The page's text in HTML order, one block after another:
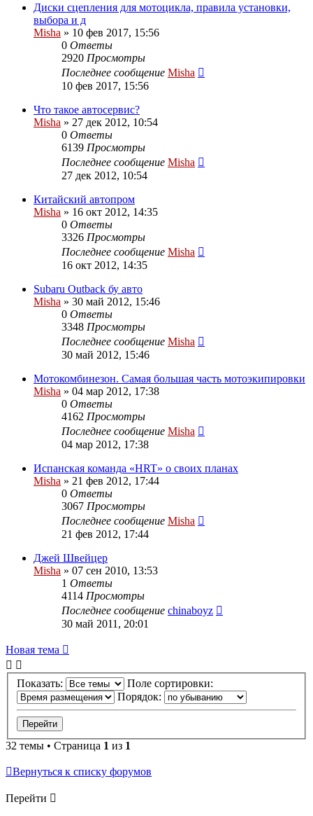
Диски сцепления для мотоцикла, правила установки,
выбора и д
Misha » 10 фев 2017, 15:56
0 Ответы
2920 Просмотры
Последнее сообщение Misha
10 фев 2017, 15:56
Что такое автосервис?
Misha » 27 дек 2012, 10:54
0 Ответы
6139 Просмотры
Последнее сообщение Misha
27 дек 2012, 10:54
Китайский автопром
Misha » 16 окт 2012, 14:35
0 Ответы
3326 Просмотры
Последнее сообщение Misha
16 окт 2012, 14:35
Subaru Outback бу авто
Misha » 30 май 2012, 15:46
0 Ответы
3348 Просмотры
Последнее сообщение Misha
30 май 2012, 15:46
Мотокомбинезон. Самая большая часть мотоэкипировки
Misha » 04 мар 2012, 17:38
0 Ответы
4162 Просмотры
Последнее сообщение Misha
04 мар 2012, 17:38
Испанская команда «HRT» о своих планах
Misha » 21 фев 2012, 17:44
0 Ответы
3067 Просмотры
Последнее сообщение Misha
21 фев 2012, 17:44
Джей Швейцер
Misha » 07 сен 2010, 13:53
1 Ответы
4114 Просмотры
Последнее сообщение chinaboyz
30 май 2011, 20:01
Новая тема
Показать:
Поле сортировки:
Порядок:
32 темы • Страница 1 из 1
Вернуться к списку форумов
Перейти